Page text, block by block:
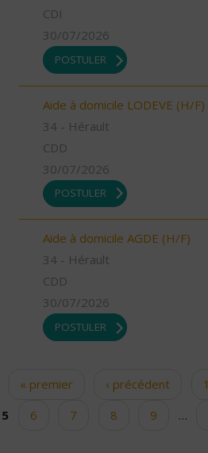
CDI
30/07/2026
POSTULER
Aide à domicile LODEVE (H/F)
34 - Hérault
CDD
30/07/2026
POSTULER
Aide à domicile AGDE (H/F)
34 - Hérault
CDD
30/07/2026
POSTULER
Pages
« premier ‹ précédent 1
5
6 7 8 9 …